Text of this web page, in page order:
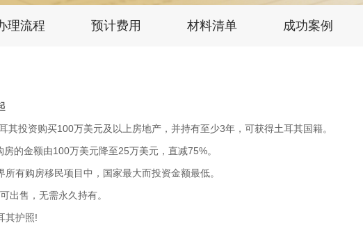
理流程 预计费用 材料清单 成功案例
投资购买100万美元及以上房地产，并持有至少3年，可获得土耳其国籍。
的金额由100万美元降至25万美元，直减75%。
有购房移民项目中，国家最大而投资金额最低。
出售，无需永久持有。
其护照!